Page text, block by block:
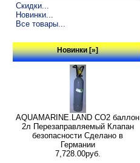
Скидки...
Новинки...
Все товары...
Новинки [»]
AQUAMARINE.LAND CO2 баллон
2л Перезаправляемый Клапан
безопасности Сделано в
Германии
7,728.00руб.